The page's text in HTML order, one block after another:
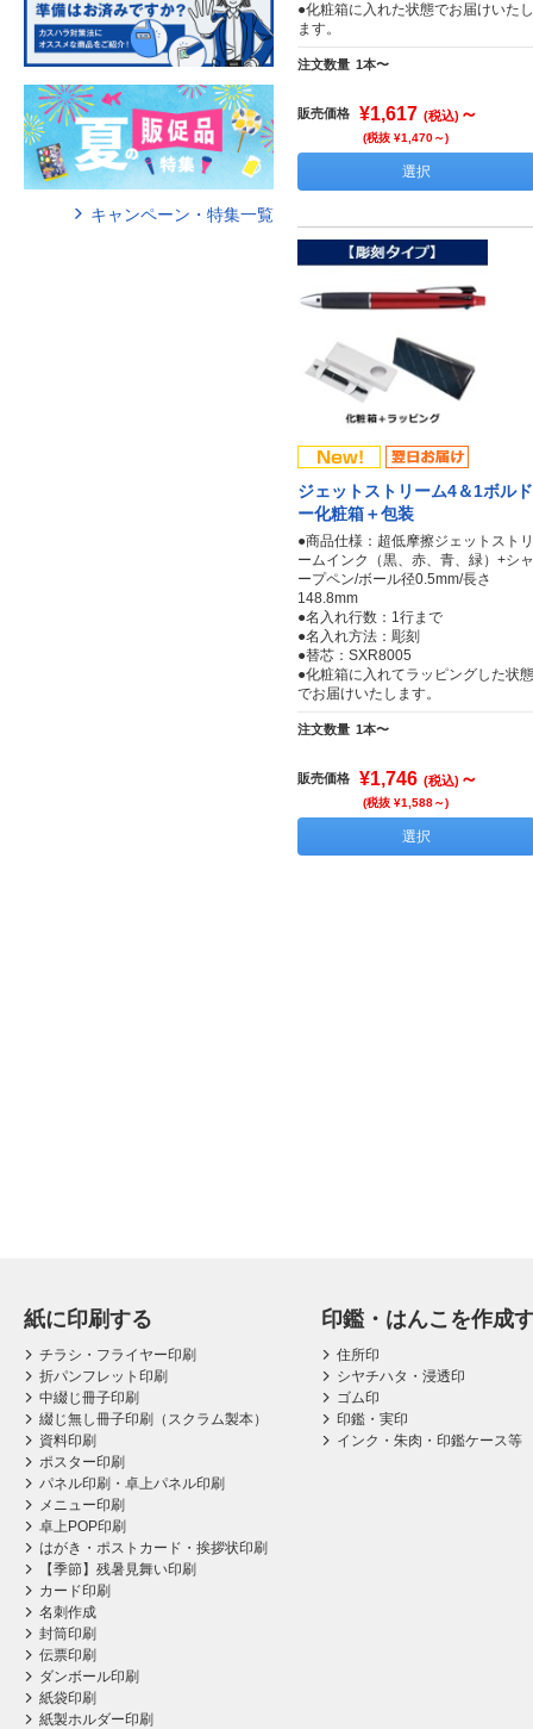
●化粧箱に入れた状態でお届けいたし
ます。
注文数量 1本〜
販売価格 ¥1,617 (税込) ～
(税抜 ¥1,470～)
選択
ジェットストリーム4＆1ボルド
ー化粧箱＋包装
●商品仕様：超低摩擦ジェットストリ
ームインク（黒、赤、青、緑）+シャ
ープペン/ボール径0.5mm/長さ
148.8mm
●名入れ行数：1行まで
●名入れ方法：彫刻
●替芯：SXR8005
●化粧箱に入れてラッピングした状態
でお届けいたします。
注文数量 1本〜
販売価格 ¥1,746 (税込) ～
(税抜 ¥1,588～)
選択
キャンペーン・特集一覧
紙に印刷する
チラシ・フライヤー印刷
折パンフレット印刷
中綴じ冊子印刷
綴じ無し冊子印刷（スクラム製本）
資料印刷
ポスター印刷
パネル印刷・卓上パネル印刷
メニュー印刷
卓上POP印刷
はがき・ポストカード・挨拶状印刷
【季節】残暑見舞い印刷
カード印刷
名刺作成
封筒印刷
伝票印刷
ダンボール印刷
紙袋印刷
紙製ホルダー印刷
印鑑・はんこを作成
住所印
シヤチハタ・浸透印
ゴム印
印鑑・実印
インク・朱肉・印鑑ケース等